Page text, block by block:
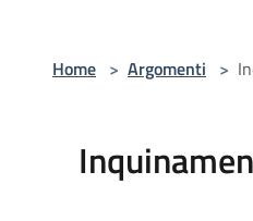
Home > Argomenti >